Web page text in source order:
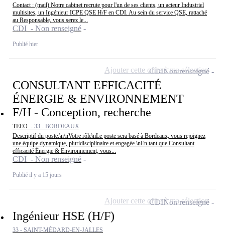
Contact : (mail) Notre cabinet recrute pour l'un de ses clients, un acteur Industriel
multisites, un Ingénieur ICPE QSE H/F en CDI. Au sein du service QSE, rattaché
au Responsable, vous serez le...
CDI - Non renseigné
Publié hier
CONSULTANT EFFICACITÉ
ÉNERGIE & ENVIRONNEMENT
F/H - Conception, recherche
TEEO - 33 - BORDEAUX
Descriptif du poste:\n\nVotre rôle\nLe poste sera basé à Bordeaux, vous rejoignez
une équipe dynamique, pluridisciplinaire et engagée.\nEn tant que Consultant
efficacité Énergie & Environnement, vous...
CDI - Non renseigné
Publié il y a 15 jours
CDINon renseigné
Ajouter cette offre à ma sélection
Ingénieur HSE (H/F)
33 - SAINT-MÉDARD-EN-JALLES
CDINon renseigné
Ajouter cette offre à ma sélection